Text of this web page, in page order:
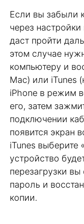
Если вы забыли
через
даст пройти
этом случае
компьютеру и
Mac) или iTunes
iPhone в режим
его, затем
подключении
появится экран
iTunes выберите
устройство
перезагрузки
пароль и
копии.